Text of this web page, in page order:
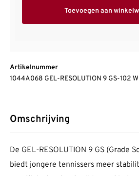
Toevoegen aan
Artikelnummer
1044A068 GEL-RESOLUTION 9 GS-102
Omschrijving
De GEL-RESOLUTION 9 GS (Grade
biedt jongere tennissers meer